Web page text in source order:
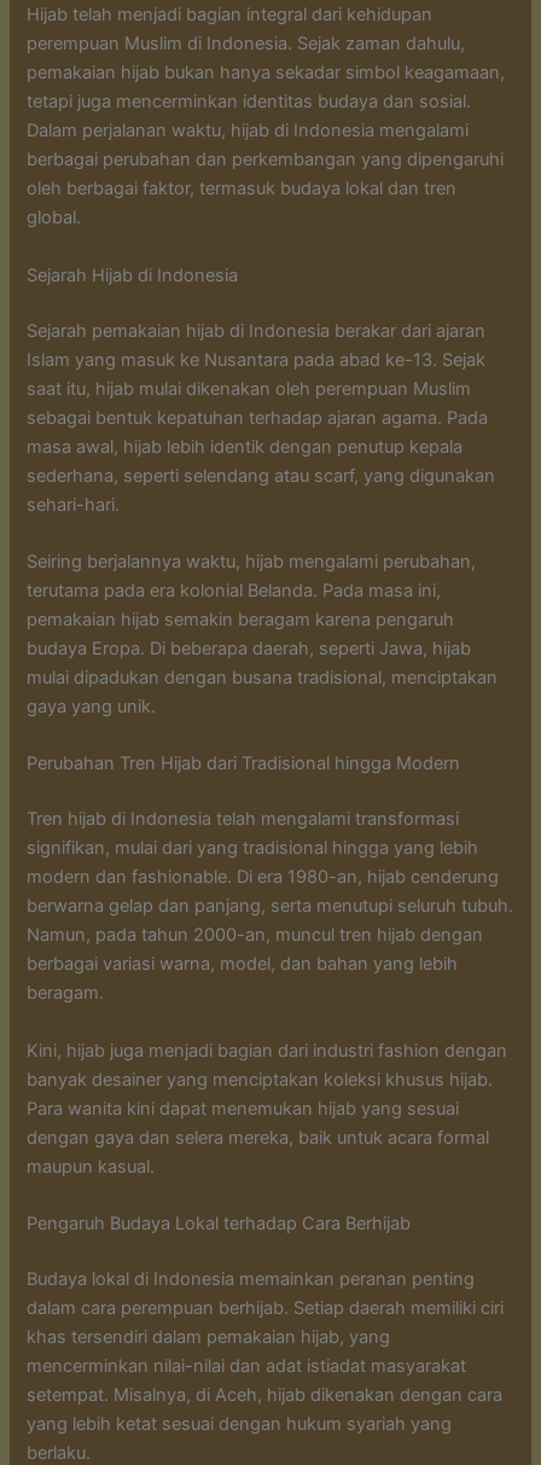
Hijab telah menjadi bagian integral dari kehidupan
perempuan Muslim di Indonesia. Sejak zaman dahulu,
pemakaian hijab bukan hanya sekadar simbol keagamaan,
tetapi juga mencerminkan identitas budaya dan sosial.
Dalam perjalanan waktu, hijab di Indonesia mengalami
berbagai perubahan dan perkembangan yang dipengaruhi
oleh berbagai faktor, termasuk budaya lokal dan tren
global.
Sejarah Hijab di Indonesia
Sejarah pemakaian hijab di Indonesia berakar dari ajaran
Islam yang masuk ke Nusantara pada abad ke-13. Sejak
saat itu, hijab mulai dikenakan oleh perempuan Muslim
sebagai bentuk kepatuhan terhadap ajaran agama. Pada
masa awal, hijab lebih identik dengan penutup kepala
sederhana, seperti selendang atau scarf, yang digunakan
sehari-hari.
Seiring berjalannya waktu, hijab mengalami perubahan,
terutama pada era kolonial Belanda. Pada masa ini,
pemakaian hijab semakin beragam karena pengaruh
budaya Eropa. Di beberapa daerah, seperti Jawa, hijab
mulai dipadukan dengan busana tradisional, menciptakan
gaya yang unik.
Perubahan Tren Hijab dari Tradisional hingga Modern
Tren hijab di Indonesia telah mengalami transformasi
signifikan, mulai dari yang tradisional hingga yang lebih
modern dan fashionable. Di era 1980-an, hijab cenderung
berwarna gelap dan panjang, serta menutupi seluruh tubuh.
Namun, pada tahun 2000-an, muncul tren hijab dengan
berbagai variasi warna, model, dan bahan yang lebih
beragam.
Kini, hijab juga menjadi bagian dari industri fashion dengan
banyak desainer yang menciptakan koleksi khusus hijab.
Para wanita kini dapat menemukan hijab yang sesuai
dengan gaya dan selera mereka, baik untuk acara formal
maupun kasual.
Pengaruh Budaya Lokal terhadap Cara Berhijab
Budaya lokal di Indonesia memainkan peranan penting
dalam cara perempuan berhijab. Setiap daerah memiliki ciri
khas tersendiri dalam pemakaian hijab, yang
mencerminkan nilai-nilai dan adat istiadat masyarakat
setempat. Misalnya, di Aceh, hijab dikenakan dengan cara
yang lebih ketat sesuai dengan hukum syariah yang
berlaku.